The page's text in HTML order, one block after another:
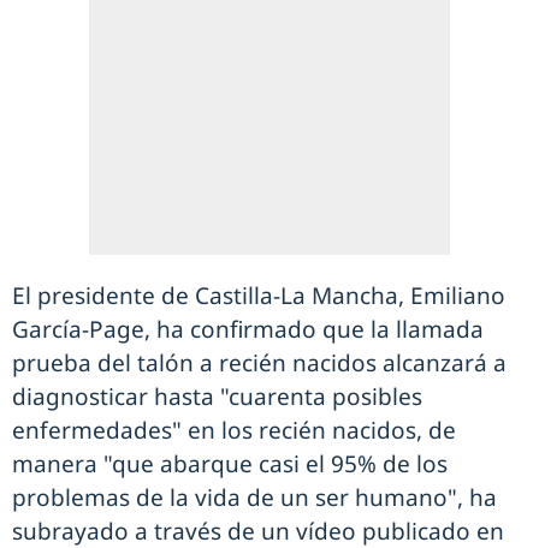
El presidente de Castilla-La Mancha, Emiliano
García-Page, ha confirmado que la llamada
prueba del talón a recién nacidos alcanzará a
diagnosticar hasta "cuarenta posibles
enfermedades" en los recién nacidos, de
manera "que abarque casi el 95% de los
problemas de la vida de un ser humano", ha
subrayado a través de un vídeo publicado en